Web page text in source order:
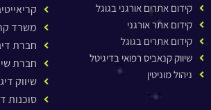
קידום אתרים אורגני בגוגל
קידום אתר אורגני
קידום אתרים בגוגל
שיווק קנאביס רפואי בדיגיטל
ניהול מוניטין
משרד
חברת
חברת
שיווק
סוכנות